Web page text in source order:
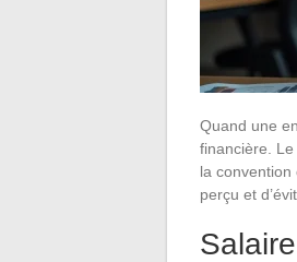
Quand une
financière.
la convention
perçu et